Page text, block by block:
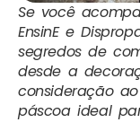
Se você
EnsinE e
segredos de
desde a
consideração
páscoa ideal